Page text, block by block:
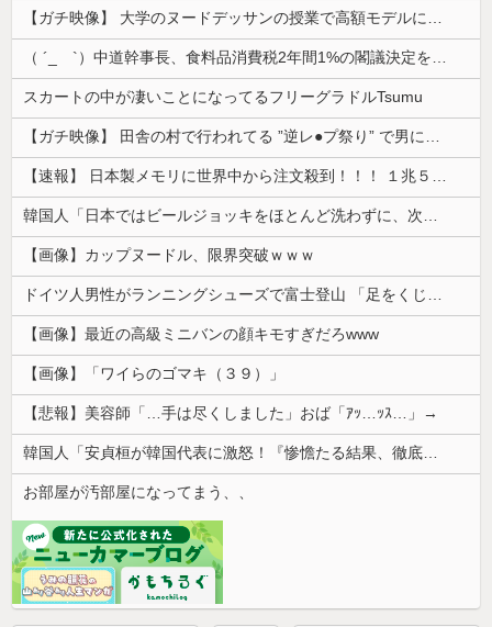
スカートの中が凄いことになってるフリーグラドルTsumu
【画像】カップヌードル、限界突破ｗｗｗ
【画像】最近の高級ミニバンの顔キモすぎだろwww
【画像】「ワイらのゴマキ（３９）」
【悲報】美容師「…手は尽くしました」おば「ｱｯ…ｯｽ…」→
お部屋が汚部屋になってまう、、